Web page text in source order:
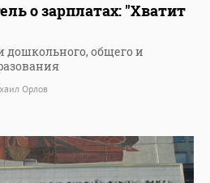
о зарплатах: "Хватит
дошкольного, общего и
Орлов